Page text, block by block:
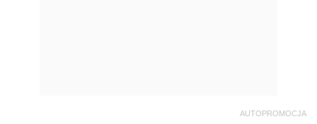
AUTOPROMOCJA